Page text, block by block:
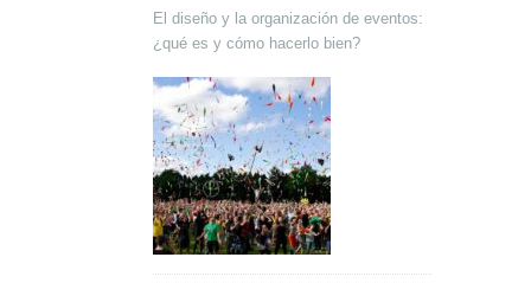
El diseño y la organización de eventos:
¿qué es y cómo hacerlo bien?